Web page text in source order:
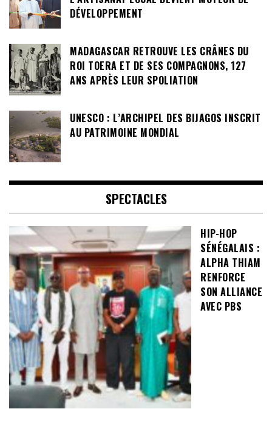
DÉVELOPPEMENT
MADAGASCAR RETROUVE LES CRÂNES DU
ROI TOERA ET DE SES COMPAGNONS, 127
ANS APRÈS LEUR SPOLIATION
UNESCO : L’ARCHIPEL DES BIJAGOS INSCRIT
AU PATRIMOINE MONDIAL
SPECTACLES
HIP-HOP
SÉNÉGALAIS :
ALPHA THIAM
RENFORCE
SON ALLIANCE
AVEC PBS